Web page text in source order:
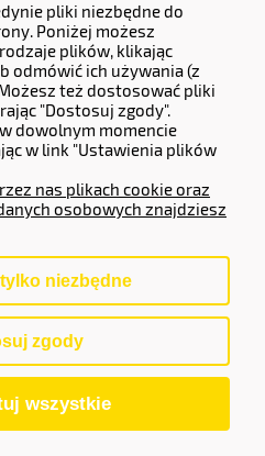
pliki niezbędne do
Poniżej możesz
plików, klikając
odmówić ich używania (z
też dostosować pliki
"Dostosuj zgody".
dowolnym momencie
w link "Ustawienia plików
nas plikach cookie oraz
osobowych znajdziesz
niezbędne
zgody
wszystkie